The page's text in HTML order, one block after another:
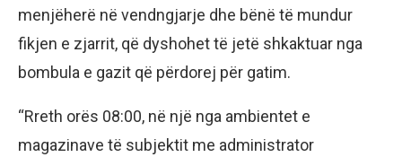
menjëherë në vendngjarje dhe bënë të mundur
fikjen e zjarrit, që dyshohet të jetë shkaktuar nga
bombula e gazit që përdorej për gatim.
“Rreth orës 08:00, në një nga ambientet e
magazinave të subjektit me administrator